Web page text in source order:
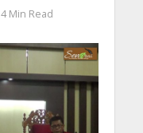
4 Min Read